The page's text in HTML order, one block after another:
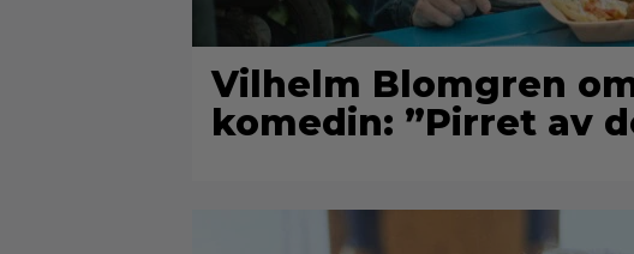
Vilhelm Blomgren
komedin: ”Pirret av